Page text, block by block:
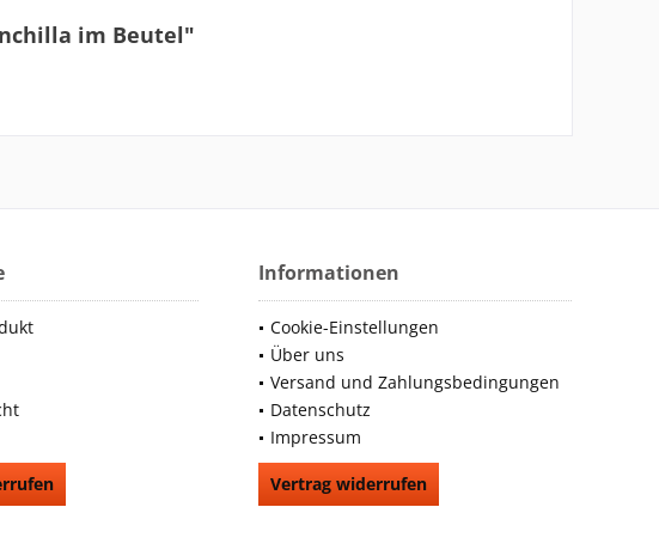
im Beutel"
Informationen
Cookie-Einstellungen
Über uns
Versand und Zahlungsbedingungen
Datenschutz
Impressum
Vertrag widerrufen